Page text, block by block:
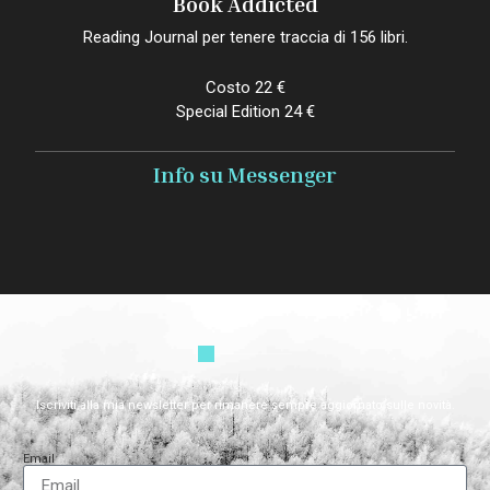
Reading Journal per tenere traccia di 156 libri.
Costo 22 €
Special Edition 24 €
Info su Messenger
Iscriviti alla mia newsletter per rimanere sempre aggiornato sulle novità.
Email